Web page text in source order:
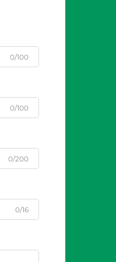
0/100
0/100
0/200
0/16